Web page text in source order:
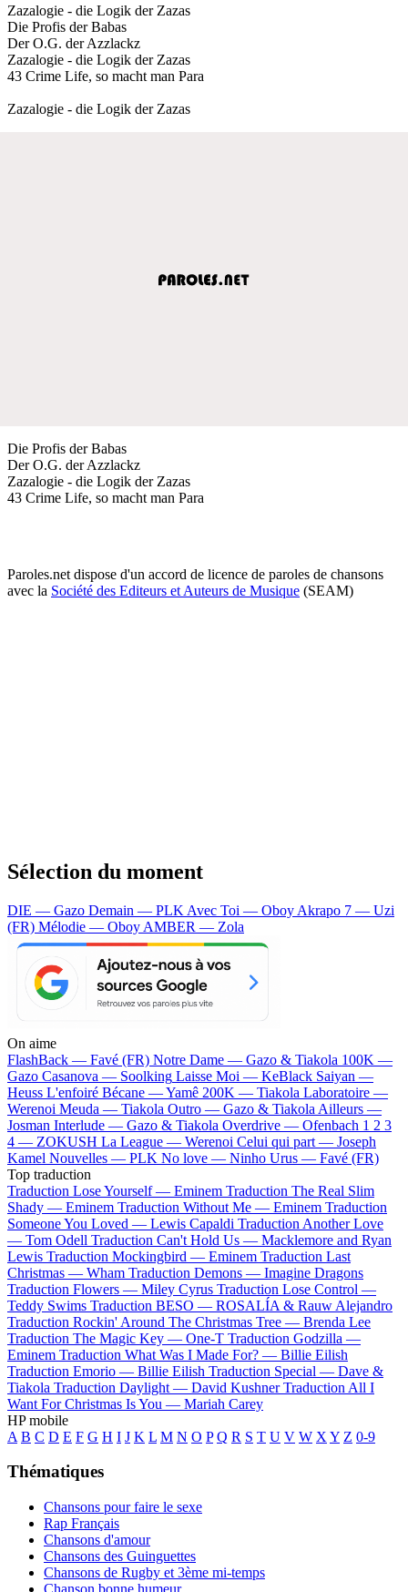
Zazalogie - die Logik der Zazas
Die Profis der Babas
Der O.G. der Azzlackz
Zazalogie - die Logik der Zazas
43 Crime Life, so macht man Para
Zazalogie - die Logik der Zazas
Die Profis der Babas
Der O.G. der Azzlackz
Zazalogie - die Logik der Zazas
43 Crime Life, so macht man Para
Paroles.net dispose d'un accord de licence de paroles de chansons
avec la Société des Editeurs et Auteurs de Musique (SEAM)
Sélection du moment
DIE — Gazo Demain — PLK Avec Toi — Oboy Akrapo 7 — Uzi
(FR) Mélodie — Oboy AMBER — Zola
On aime
FlashBack — Favé (FR) Notre Dame — Gazo & Tiakola 100K —
Gazo Casanova — Soolking Laisse Moi — KeBlack Saiyan —
Heuss L'enfoiré Bécane —Yamê 200K — Tiakola Laboratoire —
Werenoi Meuda — Tiakola Outro — Gazo & Tiakola Ailleurs —
Josman Interlude — Gazo & Tiakola Overdrive — Ofenbach 1 2 3
4 — ZOKUSH La League — Werenoi Celui qui part — Joseph
Kamel Nouvelles — PLK No love — Ninho Urus — Favé (FR)
Top traduction
Traduction Lose Yourself — Eminem Traduction The Real Slim
Shady — Eminem Traduction Without Me — Eminem Traduction
Someone You Loved — Lewis Capaldi Traduction Another Love
— Tom Odell Traduction Can't Hold Us — Macklemore and Ryan
Lewis Traduction Mockingbird — Eminem Traduction Last
Christmas — Wham Traduction Demons — Imagine Dragons
Traduction Flowers — Miley Cyrus Traduction Lose Control —
Teddy Swims Traduction BESO — ROSALÍA & Rauw Alejandro
Traduction Rockin' Around The Christmas Tree — Brenda Lee
Traduction The Magic Key — One-T Traduction Godzilla —
Eminem Traduction What Was I Made For? — Billie Eilish
Traduction Emorio — Billie Eilish Traduction Special — Dave &
Tiakola Traduction Daylight — David Kushner Traduction All I
Want For Christmas Is You — Mariah Carey
HP mobile
A B C D E F G H I J K L M N O P Q R S T U V W X Y Z 0-9
Thématiques
Chansons pour faire le sexe
Rap Français
Chansons d'amour
Chansons des Guinguettes
Chansons de Rugby et 3ème mi-temps
Chanson bonne humeur